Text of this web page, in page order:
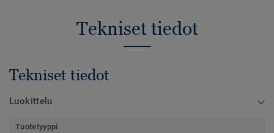
Tekniset tiedot
Tekniset tiedot
Luokittelu
Tuotetyyppi